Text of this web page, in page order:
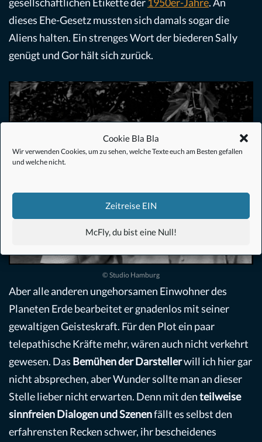
Cookie Bla Bla
Wir verwenden Cookies, um zu sehen, welche Texte euch am Besten gefallen
und welche nicht.
Zeitreise EIN
McFly, du bist eine Null!
dieses Ehe-Gesetz mussten sich damals sogar die
Aliens halten. Ein strenges Wort der biederen Sally
genügt und Gor hält sich zurück.
© Studio Hamburg
Aber alle anderen ungehorsamen Einwohner des
Planeten Erde bearbeitet er gnadenlos mit seiner
gewaltigen Geisteskraft. Für den Plot ein paar
telepathische Kräfte mehr, wären auch nicht verkehrt
gewesen. Das Bemühen der Darstellerwill ich hier gar
nicht absprechen, aber Wunder sollte man an dieser
Stelle lieber nicht erwarten. Denn mit denteilweise
sinnfreien Dialogen und Szenenfällt es selbst den
erfahrensten Recken schwer, ihr bescheidenes